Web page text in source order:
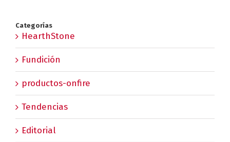
Categorías
HearthStone
Fundición
productos-onfire
Tendencias
Editorial